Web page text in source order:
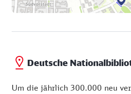
Deutsche
Um die jährlich 300.000 neu